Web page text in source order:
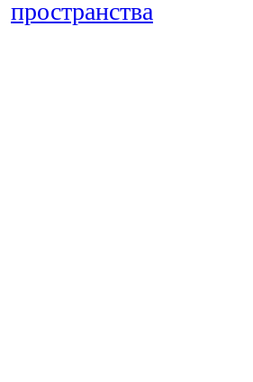
пространства